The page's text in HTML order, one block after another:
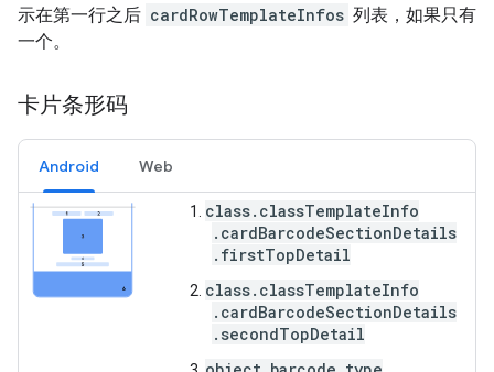
示在第一行之后 cardRowTemplateInfos 列表，如果只有
一个。
卡片条形码
Android Web
class.classTemplateInfo
.cardBarcodeSectionDetails
.firstTopDetail
class.classTemplateInfo
.cardBarcodeSectionDetails
.secondTopDetail